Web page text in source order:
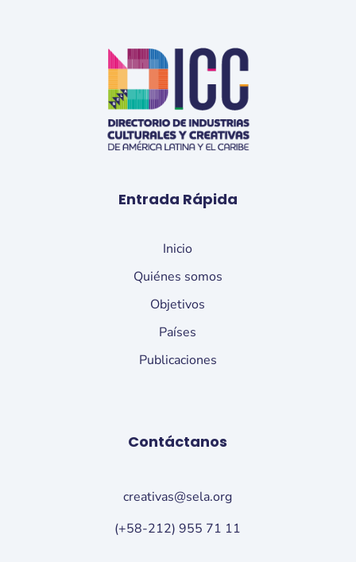
Entrada Rápida
Inicio
Quiénes somos
Objetivos
Países
Publicaciones
Contáctanos
creativas@sela.org
(+58-212) 955 71 11